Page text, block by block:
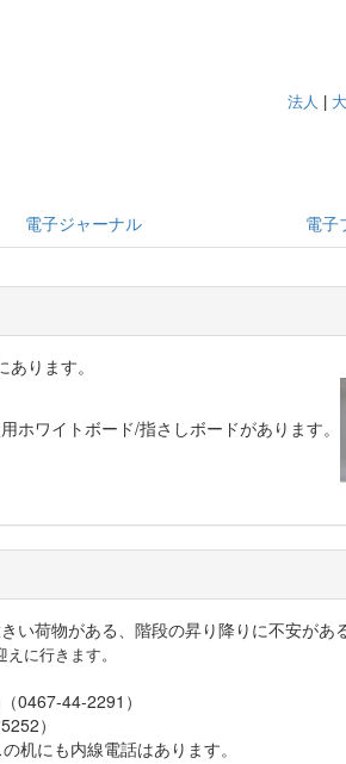
法人 |
電子ジャーナル 電子
ります。
ホワイトボード/指さしボードがあります。
い荷物がある、階段の昇り降りに不安が
に行きます。
0467-44-2291）
）
にも内線電話はあります。